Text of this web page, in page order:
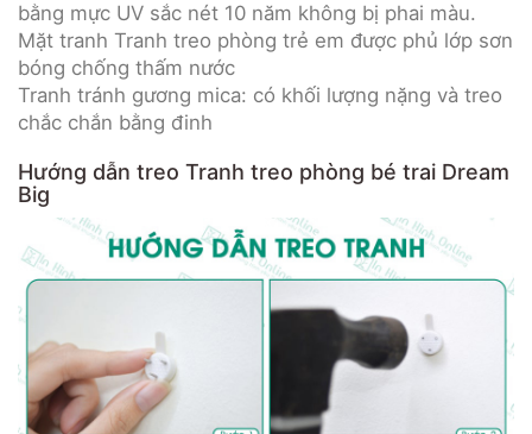
bằng mực UV sắc nét 10 năm không bị phai màu.
Mặt tranh Tranh treo phòng trẻ em được phủ lớp sơn
bóng chống thấm nước
Tranh tránh gương mica: có khối lượng nặng và treo
chắc chắn bằng đinh
Hướng dẫn treo Tranh treo phòng bé trai Dream
Big